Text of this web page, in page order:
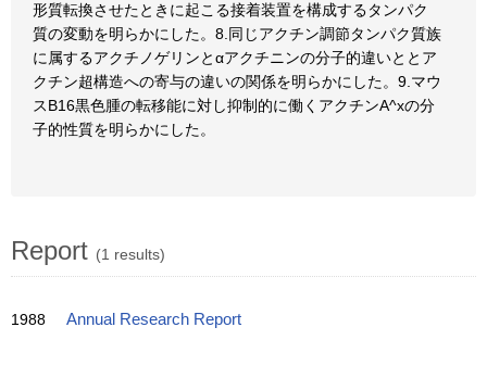
形質転換させたときに起こる接着装置を構成するタンパク
質の変動を明らかにした。8.同じアクチン調節タンパク質族
に属するアクチノゲリンとαアクチニンの分子的違いととア
クチン超構造への寄与の違いの関係を明らかにした。9.マウ
スB16黒色腫の転移能に対し抑制的に働くアクチンA^xの分
子的性質を明らかにした。
Report (1 results)
1988 Annual Research Report